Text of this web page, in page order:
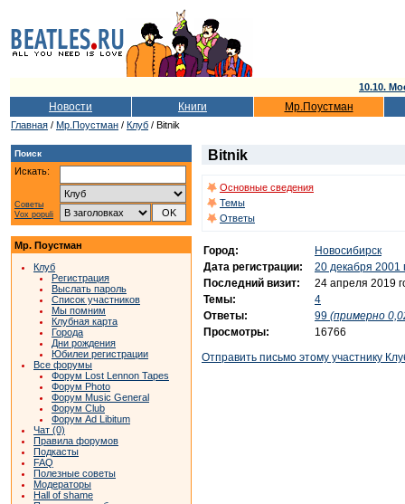
10.10.
Новости Книги Мр.Поустман
Главная / Мр.Поустман / Клуб / Bitnik
Поиск
Искать:
Советы
Vox populi
Мр. Поустман
Клуб
Регистрация
Выслать пароль
Список участников
Мы помним
Клубная карта
Города
Дни рождения
Юбилеи регистрации
Все форумы
Форум Lost Lennon Tapes
Форум Photo
Форум Music General
Форум Club
Форум Ad Libitum
Чат (0)
Правила форумов
Подкасты
FAQ
Полезные советы
Модераторы
Hall of shame
Bitnik
Основные сведения
Темы
Ответы
Город:
Новосибирск
Дата регистрации:
20 декабря 2001
Последний визит:
24 апреля 2019
Темы:
4
Ответы:
99 (примерно
Просмотры:
16766
Отправить письмо этому участнику